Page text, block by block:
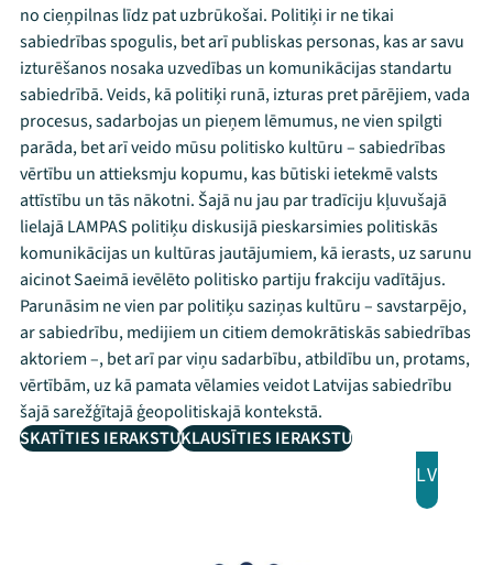
no cieņpilnas līdz pat uzbrūkošai. Politiķi ir ne tikai
sabiedrības spogulis, bet arī publiskas personas, kas ar savu
izturēšanos nosaka uzvedības un komunikācijas standartu
sabiedrībā. Veids, kā politiķi runā, izturas pret pārējiem, vada
procesus, sadarbojas un pieņem lēmumus, ne vien spilgti
parāda, bet arī veido mūsu politisko kultūru – sabiedrības
vērtību un attieksmju kopumu, kas būtiski ietekmē valsts
attīstību un tās nākotni. Šajā nu jau par tradīciju kļuvušajā
lielajā LAMPAS politiķu diskusijā pieskarsimies politiskās
komunikācijas un kultūras jautājumiem, kā ierasts, uz sarunu
aicinot Saeimā ievēlēto politisko partiju frakciju vadītājus.
Parunāsim ne vien par politiķu saziņas kultūru – savstarpējo,
ar sabiedrību, medijiem un citiem demokrātiskās sabiedrības
aktoriem –, bet arī par viņu sadarbību, atbildību un, protams,
vērtībām, uz kā pamata vēlamies veidot Latvijas sabiedrību
šajā sarežģītajā ģeopolitiskajā kontekstā.
SKATĪTIES IERAKSTUKLAUSĪTIES IERAKSTU
LV